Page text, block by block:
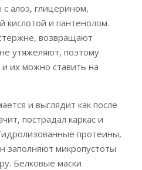
алоэ, глицерином,
кислотой и пантенолом.
возвращают
утяжеляют, поэтому
их можно ставить на
и выглядит как после
пострадал каркас и
протеины,
заполняют микропустоты
Белковые маски